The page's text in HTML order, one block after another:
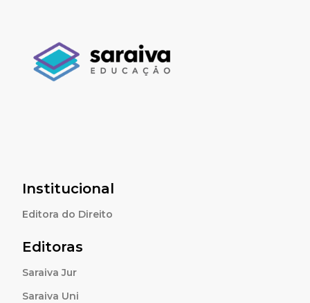
Institucional
Editora do Direito
Editoras
Saraiva Jur
Saraiva Uni